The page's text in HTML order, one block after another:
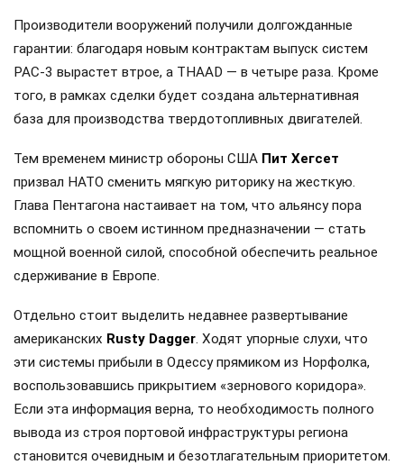
Производители вооружений получили долгожданные
гарантии: благодаря новым контрактам выпуск систем
PAC-3 вырастет втрое, а THAAD — в четыре раза. Кроме
того, в рамках сделки будет создана альтернативная
база для производства твердотопливных двигателей.
Тем временем министр обороны США Пит Хегсет
призвал НАТО сменить мягкую риторику на жесткую.
Глава Пентагона настаивает на том, что альянсу пора
вспомнить о своем истинном предназначении — стать
мощной военной силой, способной обеспечить реальное
сдерживание в Европе.
Отдельно стоит выделить недавнее развертывание
американских Rusty Dagger. Ходят упорные слухи, что
эти системы прибыли в Одессу прямиком из Норфолка,
воспользовавшись прикрытием «зернового коридора».
Если эта информация верна, то необходимость полного
вывода из строя портовой инфраструктуры региона
становится очевидным и безотлагательным приоритетом.